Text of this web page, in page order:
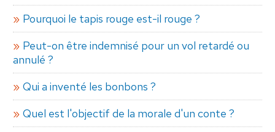
Pourquoi le tapis rouge est-il rouge ?
Peut-on être indemnisé pour un vol retardé ou
annulé ?
Qui a inventé les bonbons ?
Quel est l'objectif de la morale d'un conte ?